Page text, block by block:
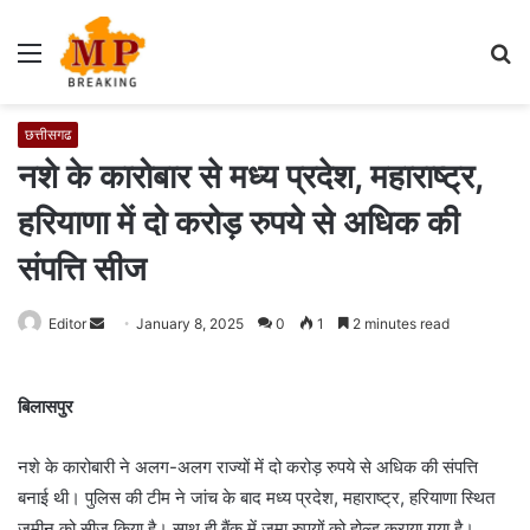
Menu
छत्तीसगढ
नशे के कारोबार से मध्य प्रदेश, महाराष्ट्र,
हरियाणा में दो करोड़ रुपये से अधिक की
संपत्ति सीज
Editor
n
e
m
January 8, 2025 0 1 2 minutes read
बिलासपुर
नशे के कारोबारी ने अलग-अलग राज्यों में दो करोड़ रुपये से अधिक की संपत्ति
बनाई थी। पुलिस की टीम ने जांच के बाद मध्य प्रदेश, महाराष्ट्र, हरियाणा स्थित